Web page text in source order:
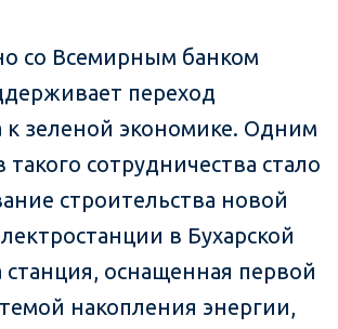
со Всемирным банком
переход
к зеленой экономике. Одним
сотрудничества стало
строительства новой
в Бухарской
станция, оснащенная первой
накопления энергии,